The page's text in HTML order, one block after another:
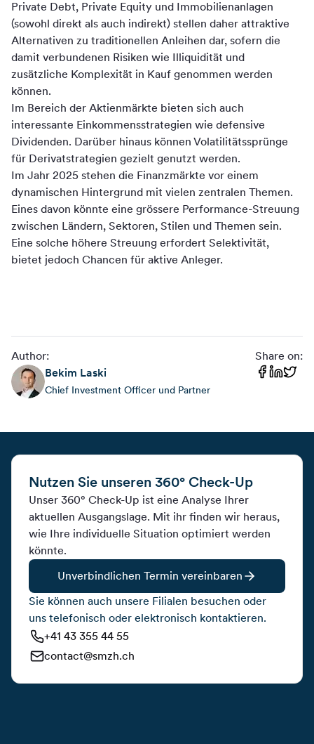
Private Debt, Private Equity und Immobilienanlagen
(sowohl direkt als auch indirekt) stellen daher attraktive
Alternativen zu traditionellen Anleihen dar, sofern die
damit verbundenen Risiken wie Illiquidität und
zusätzliche Komplexität in Kauf genommen werden
können.
Im Bereich der Aktienmärkte bieten sich auch
interessante Einkommensstrategien wie defensive
Dividenden. Darüber hinaus können Volatilitätssprünge
für Derivatstrategien gezielt genutzt werden.
Im Jahr 2025 stehen die Finanzmärkte vor einem
dynamischen Hintergrund mit vielen zentralen Themen.
Eines davon könnte eine grössere Performance-Streuung
zwischen Ländern, Sektoren, Stilen und Themen sein.
Eine solche höhere Streuung erfordert Selektivität,
bietet jedoch Chancen für aktive Anleger.
Author:
Bekim Laski
Chief Investment Officer und Partner
Share on:
Nutzen Sie unseren 360° Check-Up
Unser 360° Check-Up ist eine Analyse Ihrer
aktuellen Ausgangslage. Mit ihr finden wir heraus,
wie Ihre individuelle Situation optimiert werden
könnte.
Unverbindlichen Termin vereinbaren
Sie können auch unsere Filialen besuchen oder
uns telefonisch oder elektronisch kontaktieren.
+41 43 355 44 55
contact@smzh.ch